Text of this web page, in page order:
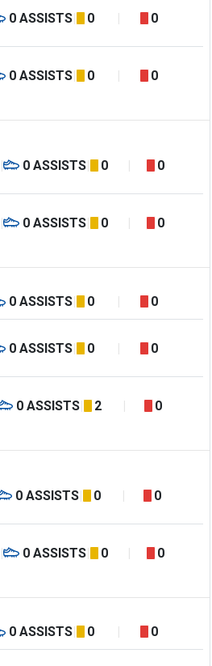
0 ASSISTS 0 0
0 ASSISTS 0 0
0 ASSISTS 0 0
0 ASSISTS 0 0
0 ASSISTS 0 0
0 ASSISTS 0 0
0 ASSISTS 2 0
0 ASSISTS 0 0
0 ASSISTS 0 0
0 ASSISTS 0 0